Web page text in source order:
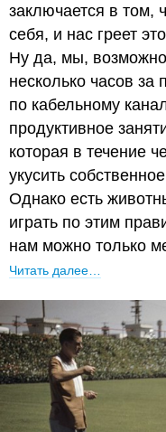
заключается в том,
себя, и нас греет
Ну да, мы,
несколько часов
по кабельному
продуктивное
которая в течение
укусить
Однако есть
играть по этим
нам можно только
Читать далее…